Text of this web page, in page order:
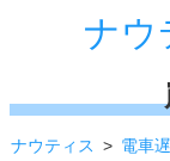
ナウ
ナウティス 電車